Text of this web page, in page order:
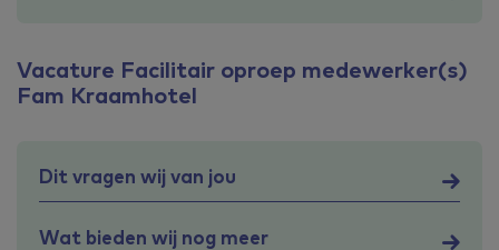
Vacature Facilitair oproep medewerker(s)
Fam Kraamhotel
Dit vragen wij van jou
Wat bieden wij nog meer